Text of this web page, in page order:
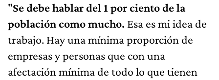
"Se debe hablar del 1 por ciento de la
población como mucho. Esa es mi idea de
trabajo. Hay una mínima proporción de
empresas y personas que con una
afectación mínima de todo lo que tienen